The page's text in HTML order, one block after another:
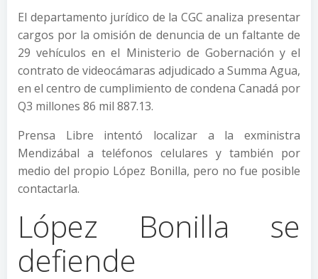
El departamento jurídico de la CGC analiza presentar
cargos por la omisión de denuncia de un faltante de
29 vehículos en el Ministerio de Gobernación y el
contrato de videocámaras adjudicado a Summa Agua,
en el centro de cumplimiento de condena Canadá por
Q3 millones 86 mil 887.13.
Prensa Libre intentó localizar a la exministra
Mendizábal a teléfonos celulares y también por
medio del propio López Bonilla, pero no fue posible
contactarla.
López Bonilla se
defiende